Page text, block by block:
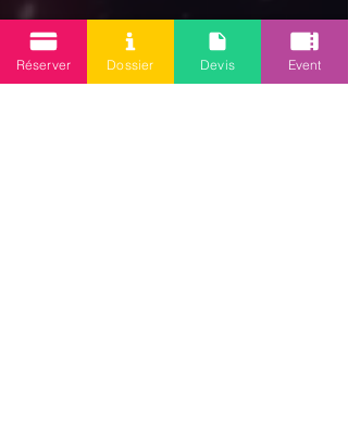
En lire plus >
Réserver Dossier Devis Event